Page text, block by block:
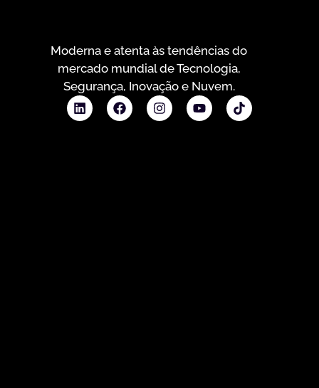
Moderna e atenta às tendências do
mercado mundial de Tecnologia,
Segurança, Inovação e Nuvem.